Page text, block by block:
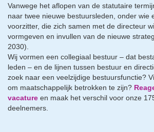
Vanwege het aflopen van de statutaire
naar twee nieuwe bestuursleden, onder wie
voorzitter, die zich samen met de directeur
vormgeven en invullen van de nieuwe
2030).
Wij vormen een collegiaal bestuur – dat
leden – en de lijnen tussen bestuur en
zoek naar een veelzijdige bestuursfunctie?
om maatschappelijk betrokken te zijn?
vacature en maak het verschil voor onze
deelnemers.